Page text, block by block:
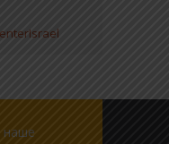
наше